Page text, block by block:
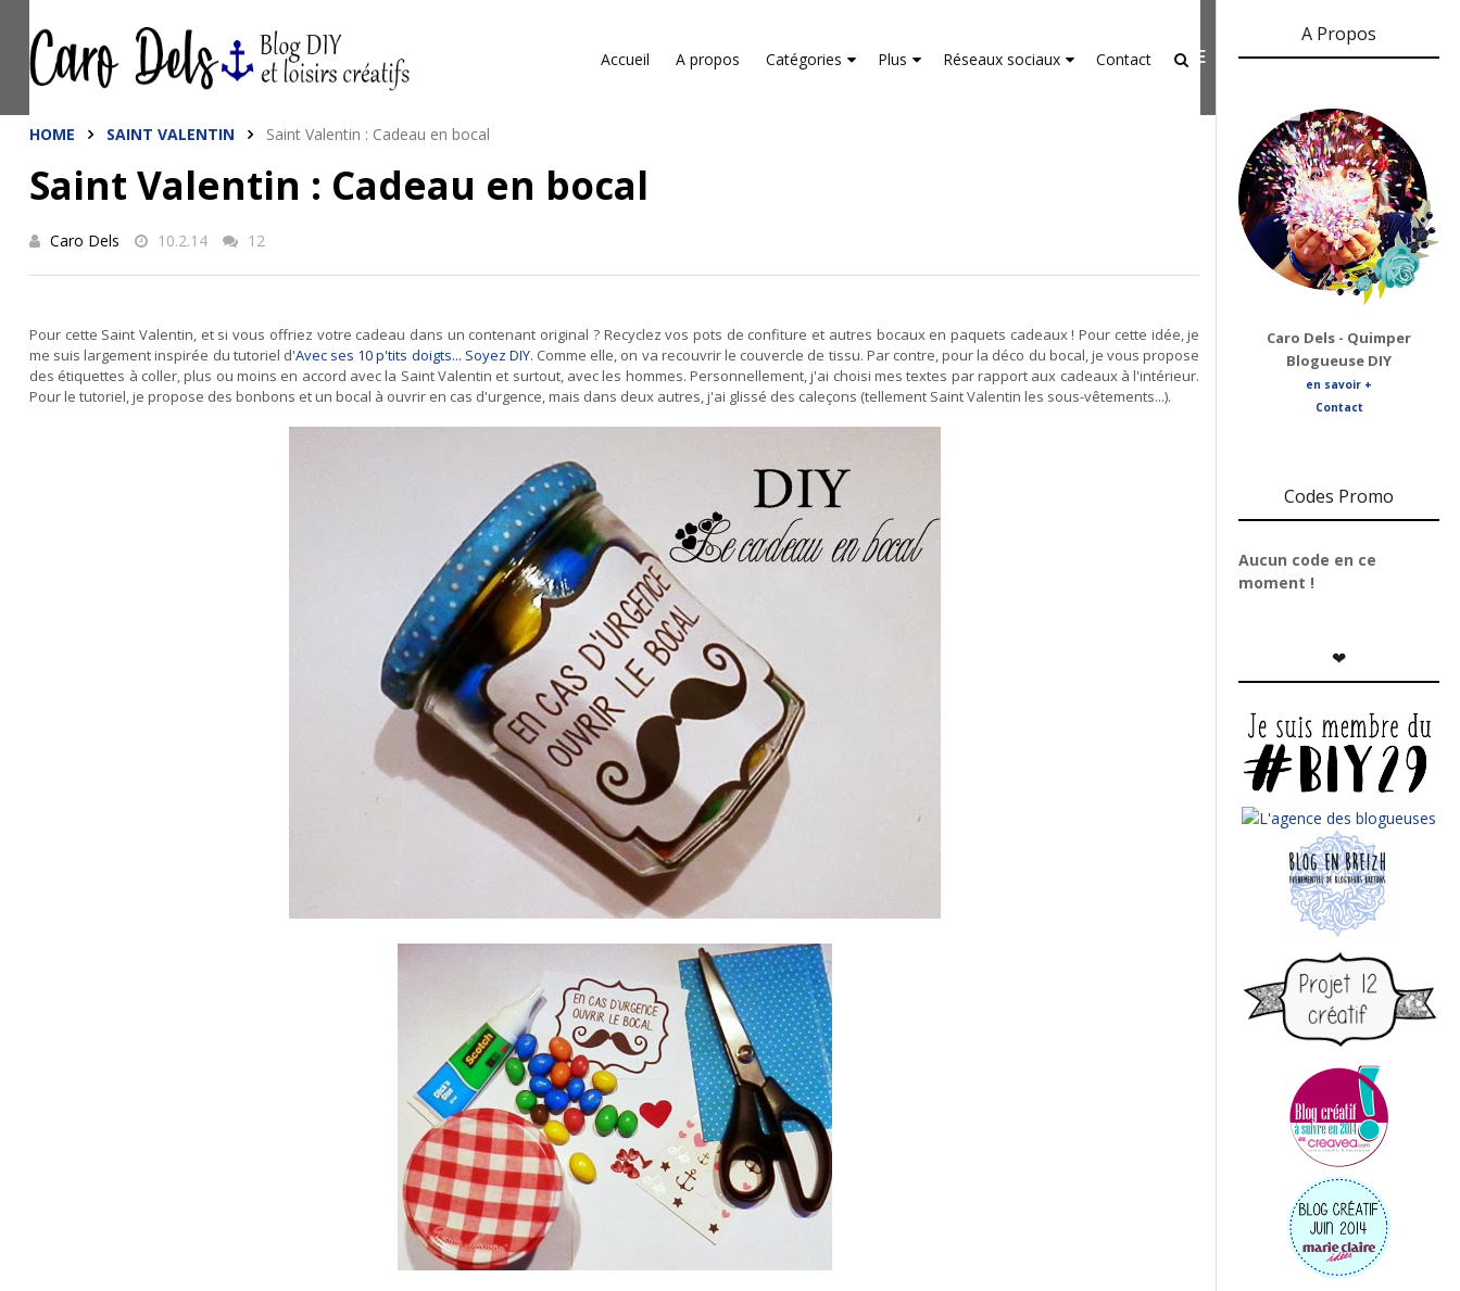
Accueil A propos Catégories Plus Réseaux sociaux Contact
HOME SAINT VALENTIN Saint Valentin : Cadeau en bocal
Saint Valentin : Cadeau en bocal
Caro Dels 10.2.14 12
Pour cette Saint Valentin, et si vous offriez votre cadeau dans un contenant original ? Recyclez vos pots de confiture et autres bocaux en paquets cadeaux ! Pour cette idée, je
me suis largement inspirée du tutoriel d'Avec ses 10 p'tits doigts... Soyez DIY. Comme elle, on va recouvrir le couvercle de tissu. Par contre, pour la déco du bocal, je vous propose
des étiquettes à coller, plus ou moins en accord avec la Saint Valentin et surtout, avec les hommes. Personnellement, j'ai choisi mes textes par rapport aux cadeaux à l'intérieur.
Pour le tutoriel, je propose des bonbons et un bocal à ouvrir en cas d'urgence, mais dans deux autres, j'ai glissé des caleçons (tellement Saint Valentin les sous-vêtements...).
A Propos
Caro Dels - Quimper
Blogueuse DIY
en savoir +
Contact
Codes Promo
Aucun code en ce
moment !
❤
This site uses cookies from Google to deliver its services and to analyze traffic. Your IP address and user-agent
are shared with Google along with performance and security metrics to ensure quality of service, generate usage
statistics, and to detect and address abuse.
LEARN MORE GOT IT